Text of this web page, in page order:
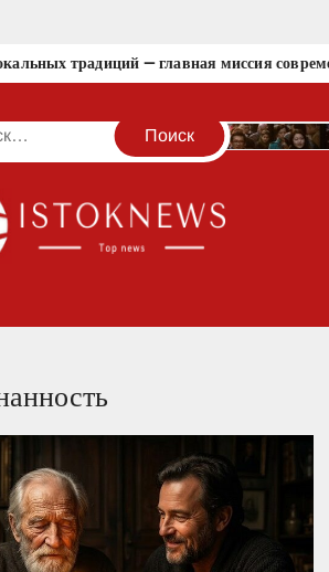
традиций — главная миссия